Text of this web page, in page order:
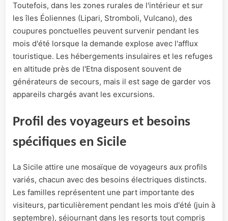
Toutefois, dans les zones rurales de l'intérieur et sur
les îles Éoliennes (Lipari, Stromboli, Vulcano), des
coupures ponctuelles peuvent survenir pendant les
mois d'été lorsque la demande explose avec l'afflux
touristique. Les hébergements insulaires et les refuges
en altitude près de l'Etna disposent souvent de
générateurs de secours, mais il est sage de garder vos
appareils chargés avant les excursions.
Profil des voyageurs et besoins
spécifiques en Sicile
La Sicile attire une mosaïque de voyageurs aux profils
variés, chacun avec des besoins électriques distincts.
Les familles représentent une part importante des
visiteurs, particulièrement pendant les mois d'été (juin à
septembre), séjournant dans les resorts tout compris